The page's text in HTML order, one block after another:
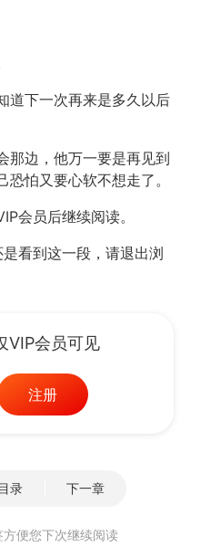
道下一次再来是多久以后
那边，他万一要是再见到
怕又要心软不想走了。
会员后继续阅读。
看到这一段，请退出浏
VIP会员可见
注册
录 下一章
便您下次继续阅读